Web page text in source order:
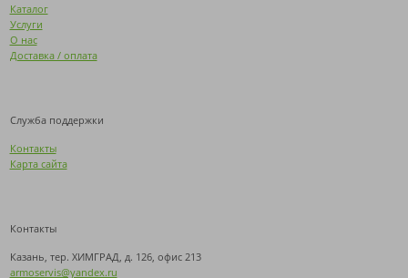
Каталог
Услуги
О нас
Доставка / оплата
Служба поддержки
Контакты
Карта сайта
Контакты
Казань, тер. ХИМГРАД, д. 126, офис 213
armoservis@yandex.ru